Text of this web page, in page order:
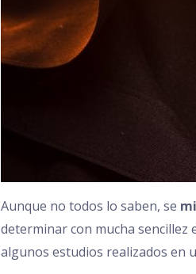
Aunque no todos lo saben, se
determinar con mucha sencillez
algunos estudios realizados en